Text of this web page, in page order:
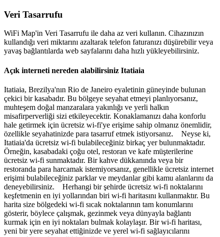
Veri Tasarrufu
WiFi Map'in Veri Tasarrufu ile daha az veri kullanın. Cihazınızın
kullandığı veri miktarını azaltarak telefon faturanızı düşürebilir veya
yavaş bağlantılarda web sayfalarını daha hızlı yükleyebilirsiniz.
Açık interneti nereden alabilirsiniz Itatiaia
Itatiaia, Brezilya'nın Rio de Janeiro eyaletinin güneyinde bulunan
çekici bir kasabadır. Bu bölgeye seyahat etmeyi planlıyorsanız,
muhteşem doğal manzaralara yakınlığı ve yerli halkın
misafirperverliği sizi etkileyecektir. Konaklamanızı daha konforlu
hale getirmek için ücretsiz wi-fi'ye erişime sahip olmanız önemlidir,
özellikle seyahatinizde para tasarruf etmek istiyorsanız. Neyse ki,
Itatiaia'da ücretsiz wi-fi bulabileceğiniz birkaç yer bulunmaktadır.
Örneğin, kasabadaki çoğu otel, restoran ve kafe müşterilerine
ücretsiz wi-fi sunmaktadır. Bir kahve dükkanında veya bir
restoranda para harcamak istemiyorsanız, genellikle ücretsiz internet
erişimi bulabileceğiniz parklar ve meydanlar gibi kamu alanlarını da
deneyebilirsiniz. Herhangi bir şehirde ücretsiz wi-fi noktalarını
keşfetmenin en iyi yollarından biri wi-fi haritasını kullanmaktır. Bu
harita size bölgedeki wi-fi sıcak noktalarının tam konumlarını
gösterir, böylece çalışmak, gezinmek veya dünyayla bağlantı
kurmak için en iyi noktaları bulmak kolaylaşır. Bir wi-fi haritası,
yeni bir yere seyahat ettiğinizde ve yerel wi-fi sağlayıcılarını